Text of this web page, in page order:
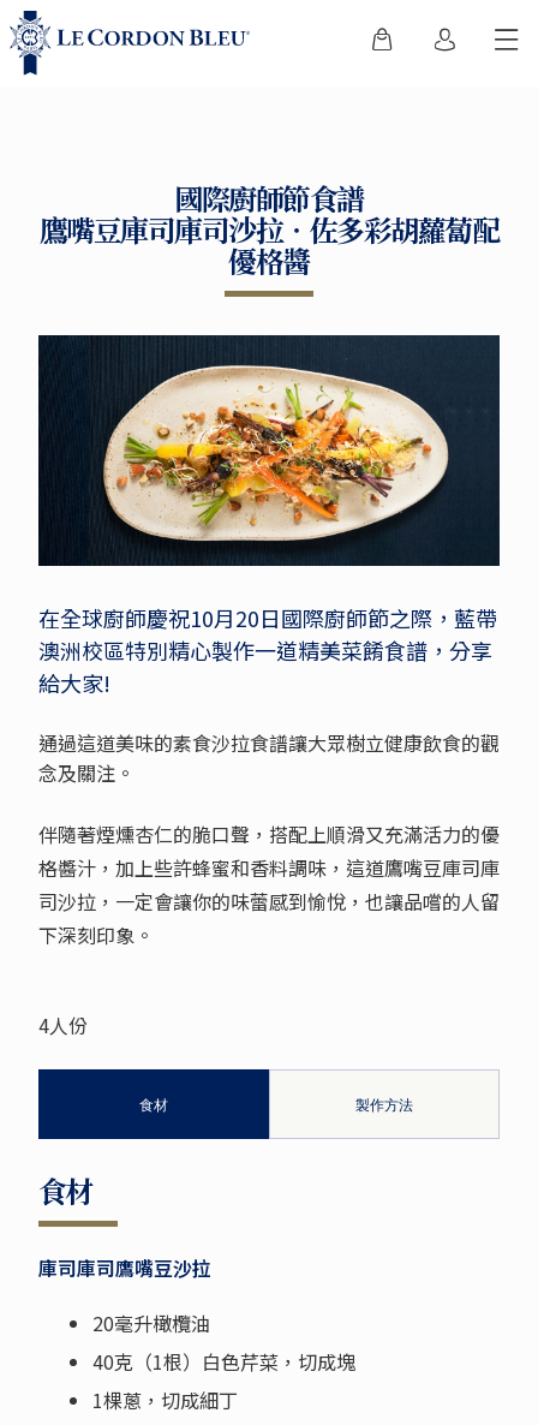
國際廚師節食譜
鷹嘴豆庫司庫司沙拉‧佐多彩胡蘿蔔配
優格醬
在全球廚師慶祝10月20日國際廚師節之際，藍帶
澳洲校區特別精心製作一道精美菜餚食譜，分享
給大家!
通過這道美味的素食沙拉食譜讓大眾樹立健康飲食的觀
念及關注。
伴隨著煙燻杏仁的脆口聲，搭配上順滑又充滿活力的優
格醬汁，加上些許蜂蜜和香料調味，這道鷹嘴豆庫司庫
司沙拉，一定會讓你的味蕾感到愉悅，也讓品嚐的人留
下深刻印象。
4人份
食材 製作方法
食材
庫司庫司鷹嘴豆沙拉
20毫升橄欖油
40克（1根）白色芹菜，切成塊
1棵蔥，切成細丁